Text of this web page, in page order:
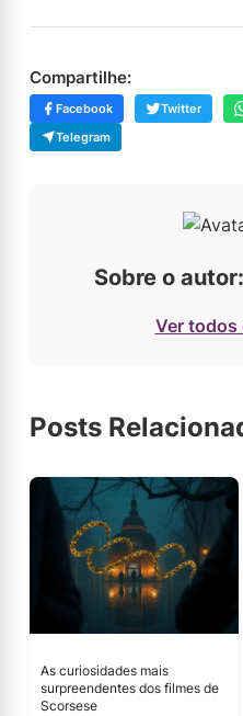
Compartilhe:
Facebook Twitter
Telegram
Sobre o
Ver
Posts
As curiosidades mais
surpreendentes dos filmes de
Scorsese